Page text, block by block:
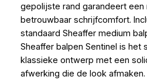
gepolijste rand garandeert een
betrouwbaar schrijfcomfort.
standaard Sheaffer medium
Sheaffer balpen Sentinel is het
klassieke ontwerp met een
afwerking die de look